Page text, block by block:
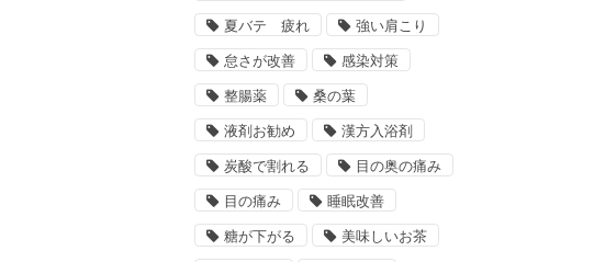
夏バテ 疲れ 強い肩こり
怠さが改善 感染対策
整腸薬 桑の葉
液剤お勧め 漢方入浴剤
炭酸で割れる 目の奥の痛み
目の痛み 睡眠改善
糖が下がる 美味しいお茶